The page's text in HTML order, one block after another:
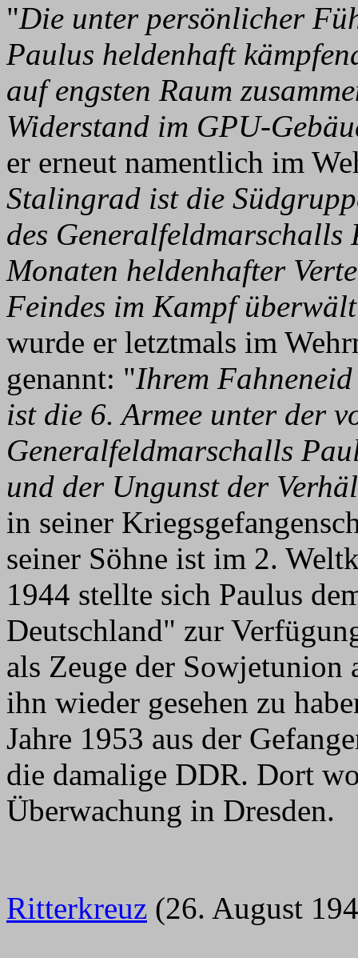
"Die unter persönlicher
Paulus heldenhaft
auf engsten Raum
Widerstand im GPU-
er erneut namentlich im
Stalingrad ist die
des Generalfeldmarschalls
Monaten heldenhafter
Feindes im Kampf
wurde er letztmals im
genannt: "Ihrem
ist die 6. Armee unter der
Generalfeldmarschalls
und der Ungunst der
in seiner
seiner Söhne ist im 2.
1944 stellte sich Paulus
Deutschland" zur
als Zeuge der Sowjetunion
ihn wieder gesehen zu
Jahre 1953 aus der
die damalige DDR. Dort
Überwachung in Dresden.
Ritterkreuz (26. August